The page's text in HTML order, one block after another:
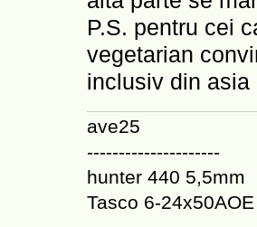
P.S. pentru cei
vegetarian
inclusiv din asia
ave25
---------------------
hunter 440 5,5mm
Tasco 6-24x50AOE